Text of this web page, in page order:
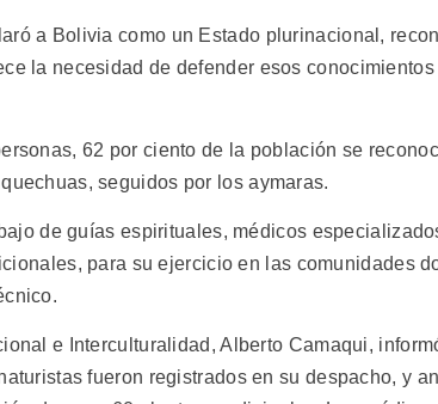
a Bolivia como un Estado plurinacional,
la necesidad de defender esos
62 por ciento de la población se
seguidos por los aymaras.
de guías espirituales, médicos
para su ejercicio en las comunidades
e Interculturalidad, Alberto Camaqui,
fueron registrados en su despacho, y